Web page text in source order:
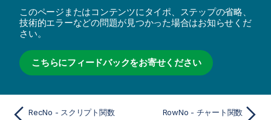
このページまたはコンテンツにタイポ、ステップの省略、
技術的エラーなどの問題が見つかった場合はお知らせくだ
さい。
こちらにフィードバックをお寄せください
RecNo - スクリプト関数 RowNo - チャート関数